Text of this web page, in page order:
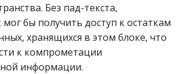
Без пад-текста,
бы получить доступ к остаткам
хранящихся в этом блоке, что
к компрометации
информации.